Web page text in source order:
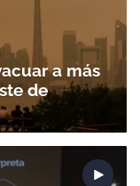
boletín.
a más
de